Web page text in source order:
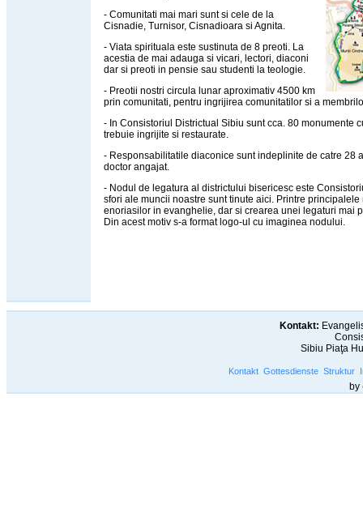
- Comunitati mai mari sunt si cele de la
Cisnadie, Turnisor, Cisnadioara si Agnita.
- Viata spirituala este sustinuta de 8 preoti. La
acestia de mai adauga si vicari, lectori, diaconi
dar si preoti in pensie sau studenti la teologie.
- Preotii nostri circula lunar aproximativ 4500 km
prin comunitati, pentru ingrijirea comunitatilor si a
- In Consistoriul Districtual Sibiu sunt cca. 80 monumente
trebuie ingrijite si restaurate.
- Responsabilitatile diaconice sunt indeplinite de catre 28
doctor angajat.
- Nodul de legatura al districtului bisericesc este
sfori ale muncii noastre sunt tinute aici. Printre
enoriasilor in evanghelie, dar si crearea unei legaturi mai
Din acest motiv s-a format logo-ul cu imaginea nodului.
Kontakt:
Sibiu Piaţa
Kontakt Gottesdienste Struktur
by